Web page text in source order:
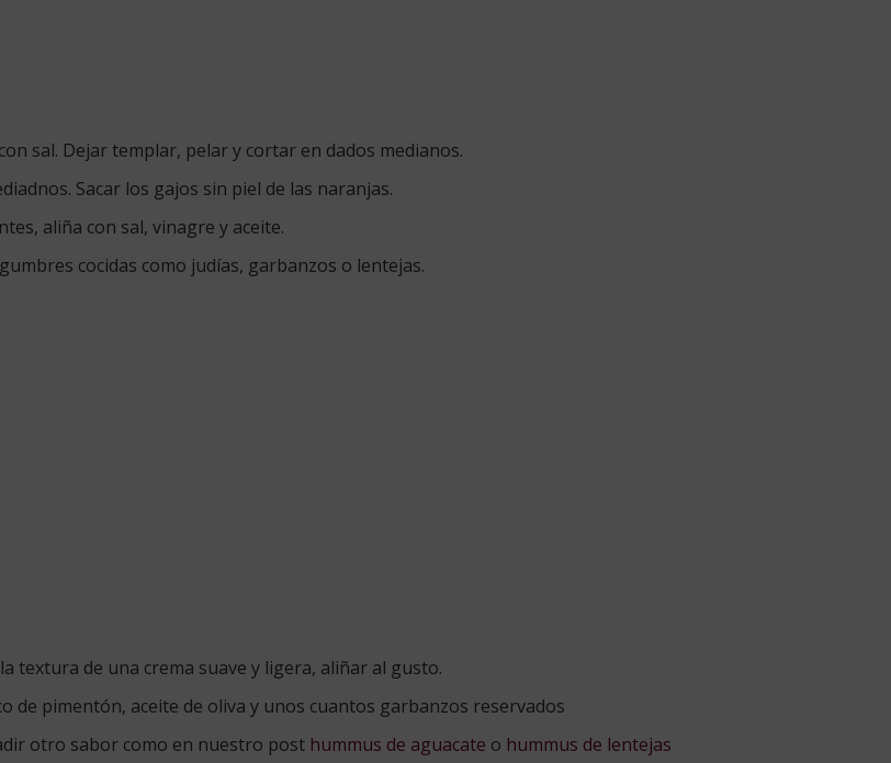
sal. Dejar templar, pelar y cortar en dados medianos.
Sacar los gajos sin piel de las naranjas.
aliña con sal, vinagre y aceite.
cocidas como judías, garbanzos o lentejas.
de una crema suave y ligera, aliñar al gusto.
de pimentón, aceite de oliva y unos cuantos garbanzos reservados
otro sabor como en nuestro post hummus de aguacate o hummus de lentejas